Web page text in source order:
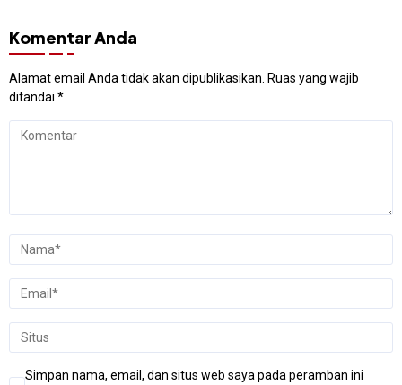
Komentar Anda
Alamat email Anda tidak akan dipublikasikan. Ruas yang wajib
ditandai *
Simpan nama, email, dan situs web saya pada peramban ini